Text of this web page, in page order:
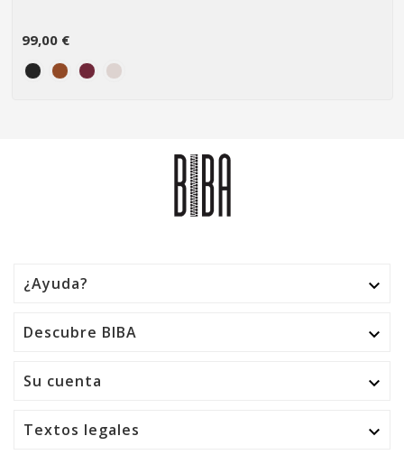
99,00 €
¿Ayuda? 
Descubre BIBA 
Su cuenta 
Textos legales 